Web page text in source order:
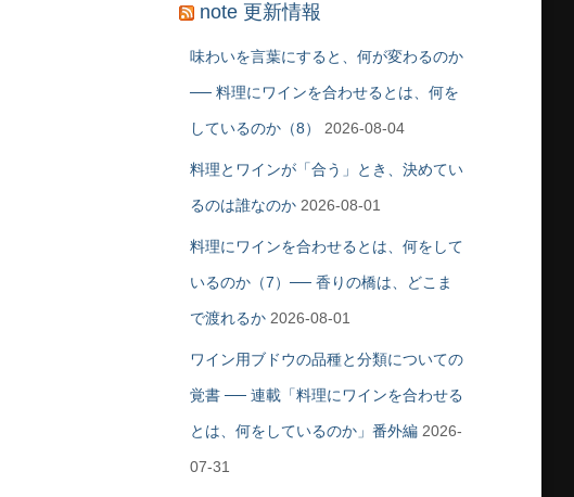
note 更新情報
味わいを言葉にすると、何が変わるのか
── 料理にワインを合わせるとは、何を
しているのか（8） 2026-08-04
料理とワインが「合う」とき、決めてい
るのは誰なのか 2026-08-01
料理にワインを合わせるとは、何をして
いるのか（7）── 香りの橋は、どこま
で渡れるか 2026-08-01
ワイン用ブドウの品種と分類についての
覚書 ── 連載「料理にワインを合わせる
とは、何をしているのか」番外編 2026-
07-31